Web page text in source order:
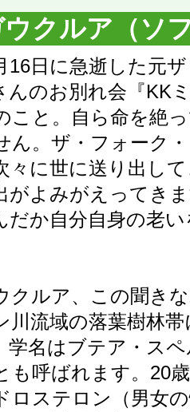
クルア（ソ
日に急逝した元
んのお別れ会『KK
こと。自ら命を絶
ん。ザ・フォーク
々に世に送り出し
がよみがえってき
だか自分自身の老
ルア、この聞き
川流域の落葉樹林
学名はブテア・ス
も呼ばれます。20
ロステロン（男女